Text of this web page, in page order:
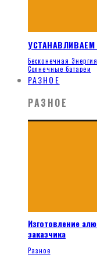
Бесконечная Энергия
Солнечные батареи
РАЗНОЕ
РАЗНОЕ
Изготовление
заказчика
Разное